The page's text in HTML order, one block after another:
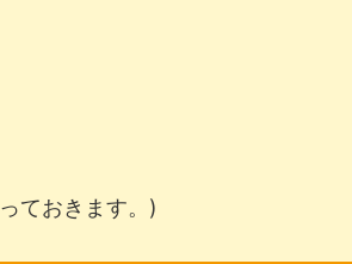
ておきます。)